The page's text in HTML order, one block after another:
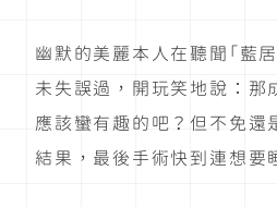
幽默的美麗本人在聽聞「藍
未失誤過，開玩笑地說：那
應該蠻有趣的吧？但不免還
結果，最後手術快到連想要